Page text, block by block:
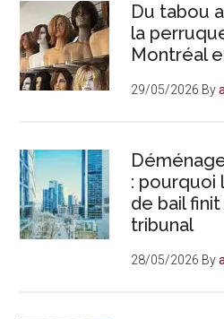
Du tabou
la
Montréal
29/05/2026 By
: pourquoi
de bail
tribunal
28/05/2026 By